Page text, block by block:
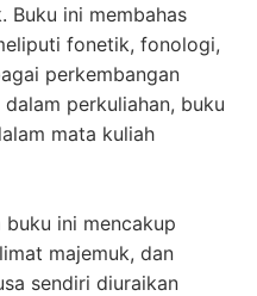
Buku ini membahas
fonetik, fono­logi,
perkembangan
perkuliahan, buku
mata kuliah
buku ini mencakup
majemuk, dan
sendiri diuraikan